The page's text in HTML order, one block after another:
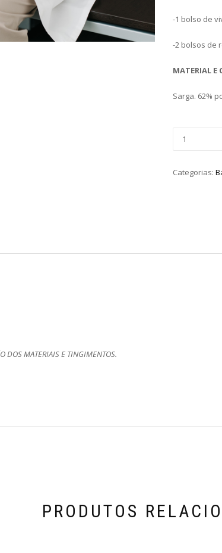
-1 bolso de
-2 bolsos de
MATERIAL E
Sarga. 62%
Categorias:
DOS MATERIAIS E TINGIMENTOS.
PRODUTOS